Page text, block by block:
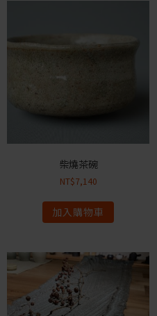
柴燒茶碗
NT$7,140
加入購物車